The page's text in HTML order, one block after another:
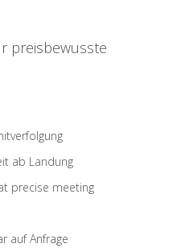
preisbewusste
ab Landung
precise meeting
auf Anfrage